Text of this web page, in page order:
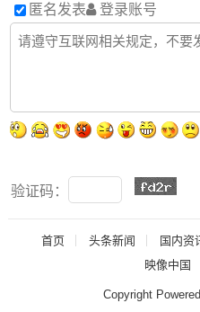
匿名发表 登录账号
验证码：
首页 头条新闻 国内资
映像中国
Copyright